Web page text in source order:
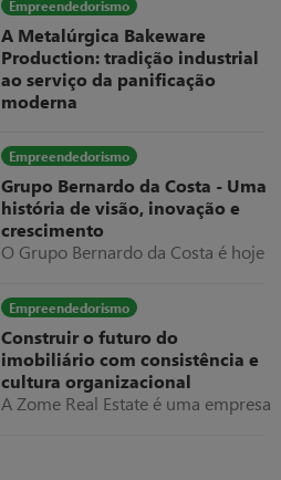
emblemáticos do sector,
combinando tradição familiar,
inovação e uma forte vocação
internacional.
Empreendedorismo
A Metalúrgica Bakeware
Production: tradição industrial
ao serviço da panificação
moderna
Production é hoje uma referência
internacional na produção de
equipamentos e formas metálicas
para panificação e pastelaria
Empreendedorismo
Grupo Bernardo da Costa - Uma
história de visão, inovação e
crescimento
O Grupo Bernardo da Costa é hoje
de evolução empresarial em
Portugal, destacando-se pela sua
capacidade de adaptação,
diversificação e internacionalização
ao longo de mais de seis décadas
de atividade.
Empreendedorismo
Construir o futuro do
imobiliário com consistência e
cultura organizacional
A Zome Real Estate é uma empresa